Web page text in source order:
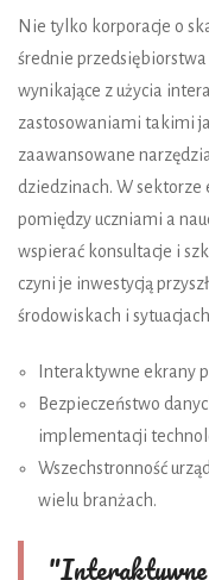
Nie tylko korporacje o
średnie
wynikające z użycia
zastosowaniami takimi
zaawansowane
dziedzinach. W sektorze
pomiędzy uczniami a
wspierać konsultacje i
czyni je inwestycją
środowiskach i
Interaktywne ekrany
Bezpieczeństwo
implementacji
Wszechstronność
wielu branżach.